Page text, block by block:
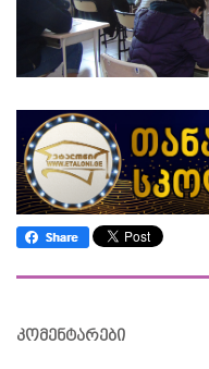
კომენტარები